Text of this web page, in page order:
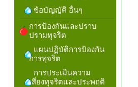
ข้อบัญญัติ อื่นๆ
การป้องกันและปราบ
ปรามทุจริต
แผนปฏิบัติการป้องกัน
การทุจริต
การประเมินความ
เสี่ยงทุจริตและประพฤติ